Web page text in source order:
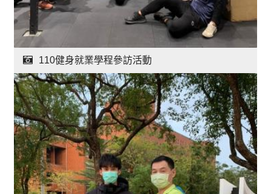
110健身就業學程參訪活動